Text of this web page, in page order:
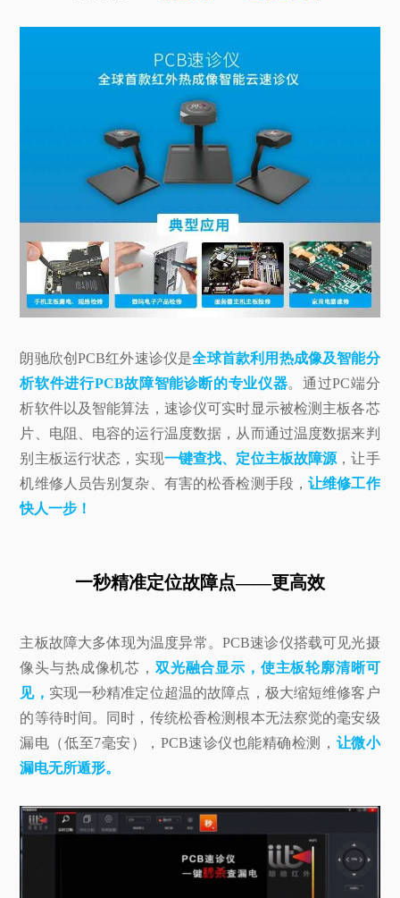
朗驰欣创PCB红外速诊仪是全球首款利用热成像及智能分
析软件进行PCB故障智能诊断的专业仪器。通过PC端分
析软件以及智能算法，速诊仪可实时显示被检测主板各芯
片、电阻、电容的运行温度数据，从而通过温度数据来判
别主板运行状态，实现一键查找、定位主板故障源，让手
机维修人员告别复杂、有害的松香检测手段，让维修工作
快人一步！
一秒精准定位故障点——更高效
主板故障大多体现为温度异常。PCB速诊仪搭载可见光摄
像头与热成像机芯， 双光融合显示，使主板轮廓清晰可
见， 实现一秒精准定位超温的故障点，极大缩短维修客户
的等待时间。同时，传统松香检测根本无法察觉的毫安级
漏电（低至7毫安），PCB速诊仪也能精确检测， 让微小
漏电无所遁形。